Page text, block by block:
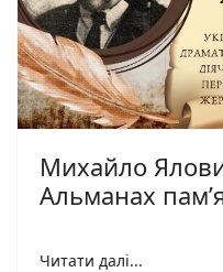
Михайло
Альманах
Читати далі...